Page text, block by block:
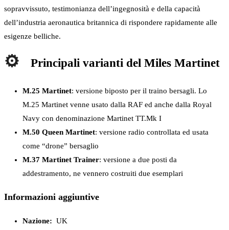
sopravvissuto, testimonianza dell’ingegnosità e della capacità
dell’industria aeronautica britannica di rispondere rapidamente alle
esigenze belliche.
Principali varianti del Miles Martinet
M.25 Martinet: versione biposto per il traino bersagli. Lo
M.25 Martinet venne usato dalla RAF ed anche dalla Royal
Navy con denominazione Martinet TT.Mk I
M.50 Queen Martinet: versione radio controllata ed usata
come “drone” bersaglio
M.37 Martinet Trainer: versione a due posti da
addestramento, ne vennero costruiti due esemplari
Informazioni aggiuntive
Nazione: UK